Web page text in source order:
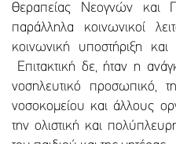
Θεραπείας Νεογνών και
παράλληλα κοινωνικοί
κοινωνική υποστήριξη
Επιτακτική δε, ήταν η
νοσηλευτικό προσωπικό,
νοσοκομείου και άλλους
την ολιστική και